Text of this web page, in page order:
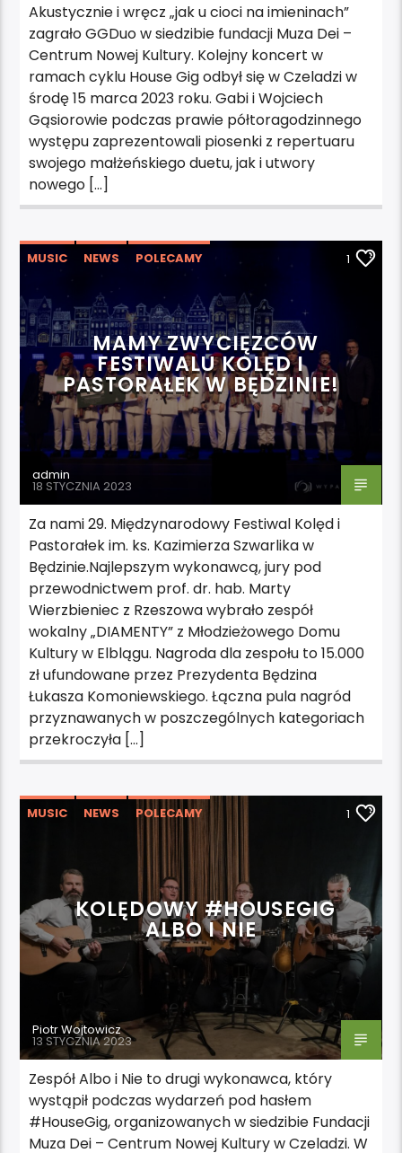
Akustycznie i wręcz „jak u cioci na imieninach”
zagrało GGDuo w siedzibie fundacji Muza Dei –
Centrum Nowej Kultury. Kolejny koncert w
ramach cyklu House Gig odbył się w Czeladzi w
środę 15 marca 2023 roku. Gabi i Wojciech
Gąsiorowie podczas prawie półtoragodzinnego
występu zaprezentowali piosenki z repertuaru
swojego małżeńskiego duetu, jak i utwory
nowego […]
MUSIC NEWS
POLECAMY
WYDARZENIA
1
MAMY ZWYCIĘZCÓW
FESTIWALU KOLĘD I
PASTORAŁEK W BĘDZINIE!
admin
18 STYCZNIA 2023
Za nami 29. Międzynarodowy Festiwal Kolęd i
Pastorałek im. ks. Kazimierza Szwarlika w
Będzinie.Najlepszym wykonawcą, jury pod
przewodnictwem prof. dr. hab. Marty
Wierzbieniec z Rzeszowa wybrało zespół
wokalny „DIAMENTY” z Młodzieżowego Domu
Kultury w Elblągu. Nagroda dla zespołu to 15.000
zł ufundowane przez Prezydenta Będzina
Łukasza Komoniewskiego. Łączna pula nagród
przyznawanych w poszczególnych kategoriach
przekroczyła […]
MUSIC NEWS
POLECAMY
1
KOLĘDOWY #HOUSEGIG
ALBO I NIE
Piotr Wojtowicz
13 STYCZNIA 2023
Zespół Albo i Nie to drugi wykonawca, który
wystąpił podczas wydarzeń pod hasłem
#HouseGig, organizowanych w siedzibie Fundacji
Muza Dei – Centrum Nowej Kultury w Czeladzi. W